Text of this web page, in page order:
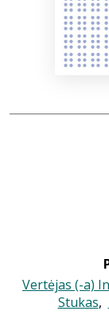
Vertėjas (-a)
Stukas,